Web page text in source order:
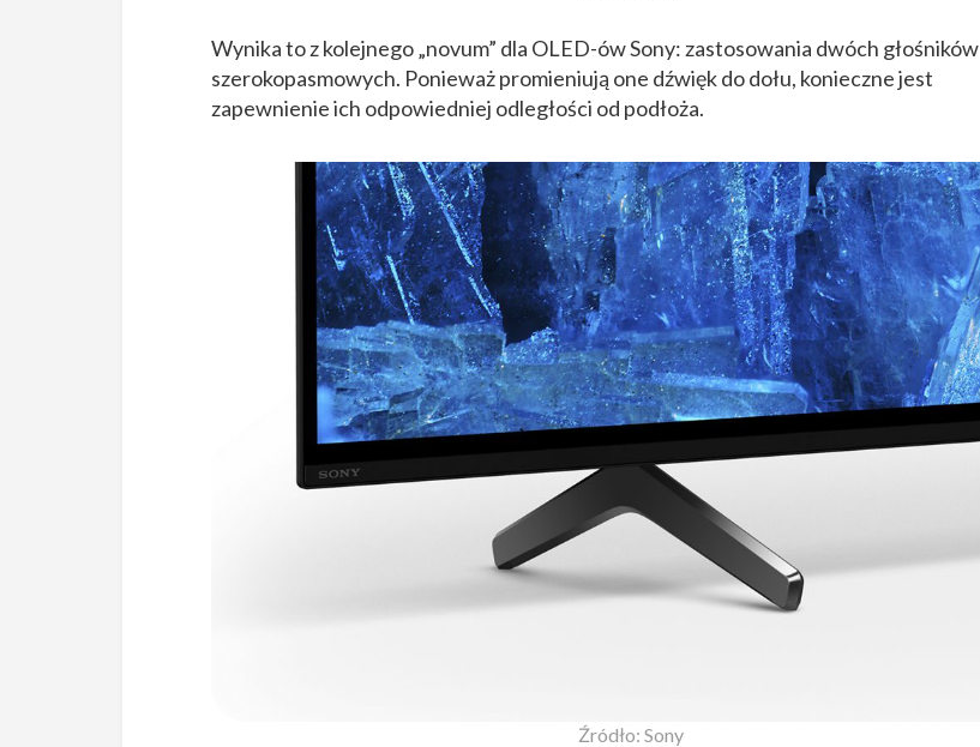
Wynika to z kolejnego „novum” dla OLED-ów Sony: zastosowania dwóch głośników
szerokopasmowych. Ponieważ promieniują one dźwięk do dołu, konieczne jest
zapewnienie ich odpowiedniej odległości od podłoża.
Źródło: Sony